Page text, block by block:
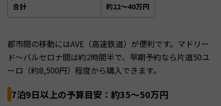
合計 約22〜40万円
都市間の移動にはAVE（高速鉄道）が便利です。マドリー
ド〜バルセロナ間は約2時間半で、早期予約なら片道50ユ
ーロ（約8,500円）程度から購入できます。
7泊9日以上の予算目安：約35〜50万円